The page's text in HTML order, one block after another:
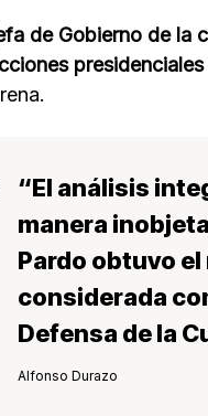
de Gobierno de la
presidenciales
“El análisis
manera
Pardo obtuvo
considerada
Defensa de la
Alfonso Durazo